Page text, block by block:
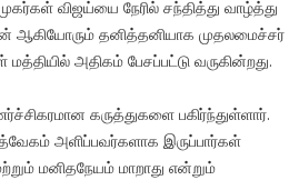
விஜய்யை நேரில் சந்தித்து வாழ்த்து
ஆகியோரும் தனித்தனியாக முதலமைச்சர்
அதிகம் பேசப்பட்டு வருகின்றது.
கருத்துகளை பகிர்ந்துள்ளார்.
அளிப்பவர்களாக இருப்பார்கள்
மனிதநேயம் மாறாது என்றும்